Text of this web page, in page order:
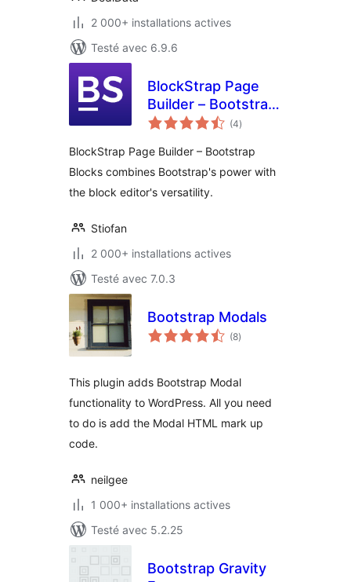
2 000+ installations actives
Testé avec 6.9.6
BlockStrap Page
Builder – Bootstrap
Blocks
(4notes
en
)
BlockStrap Page Builder – Bootstrap
Blocks combines Bootstrap's power with
the block editor's versatility.
Stiofan
2 000+ installations actives
Testé avec 7.0.3
Bootstrap Modals
(8notes
en
)
This plugin adds Bootstrap Modal
functionality to WordPress. All you need
to do is add the Modal HTML mark up
code.
neilgee
1 000+ installations actives
Testé avec 5.2.25
Bootstrap Gravity